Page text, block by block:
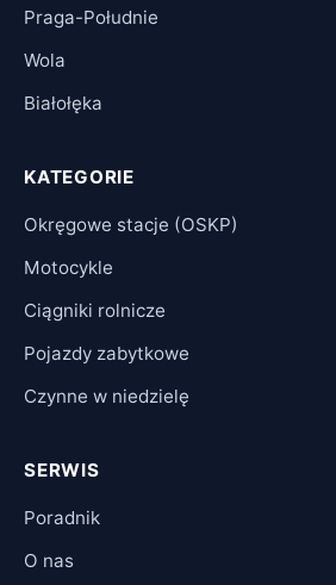
Praga-Południe
Wola
Białołęka
KATEGORIE
Okręgowe stacje (OSKP)
Motocykle
Ciągniki rolnicze
Pojazdy zabytkowe
Czynne w niedzielę
SERWIS
Poradnik
O nas